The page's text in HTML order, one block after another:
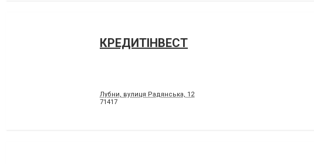
КРЕДИТІНВЕСТ
Лубни, вулиця Радянська, 12
71417